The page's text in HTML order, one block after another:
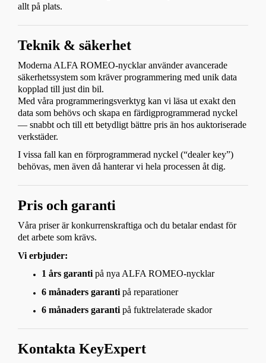
allt på plats.
Teknik & säkerhet
Moderna ALFA ROMEO-nycklar använder avancerade
säkerhetssystem som kräver programmering med unik data
kopplad till just din bil.
Med våra programmeringsverktyg kan vi läsa ut exakt den
data som behövs och skapa en färdigprogrammerad nyckel
— snabbt och till ett betydligt bättre pris än hos auktoriserade
verkstäder.
I vissa fall kan en förprogrammerad nyckel (“dealer key”)
behövas, men även då hanterar vi hela processen åt dig.
Pris och garanti
Våra priser är konkurrenskraftiga och du betalar endast för
det arbete som krävs.
Vi erbjuder:
1 års garanti på nya ALFA ROMEO-nycklar
6 månaders garanti på reparationer
6 månaders garantipå fuktrelaterade skador
Kontakta KeyExpert